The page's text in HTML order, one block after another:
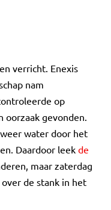
verricht. Enexis
nam
op
oorzaak gevonden.
water door het
Daardoor leek de
maar zaterdag
de stank in het